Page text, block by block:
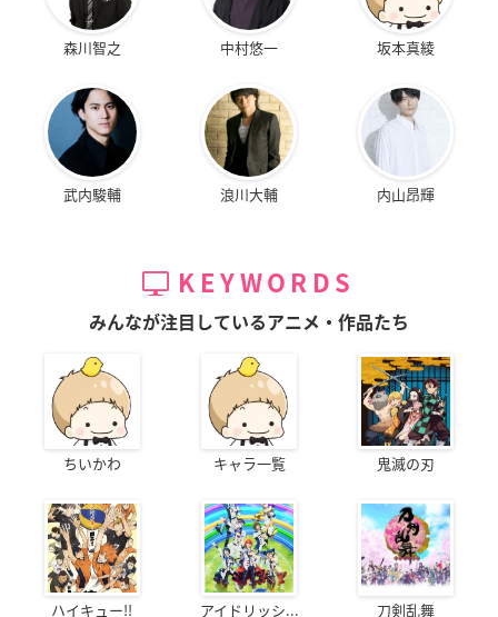
森川智之 中村悠一 坂本真綾
武内駿輔 浪川大輔 内山昂輝
KEYWORDS
みんなが注目しているアニメ・作品たち
ちいかわ キャラ一覧 鬼滅の刃
ハイキュー!! アイドリッシ... 刀剣乱舞